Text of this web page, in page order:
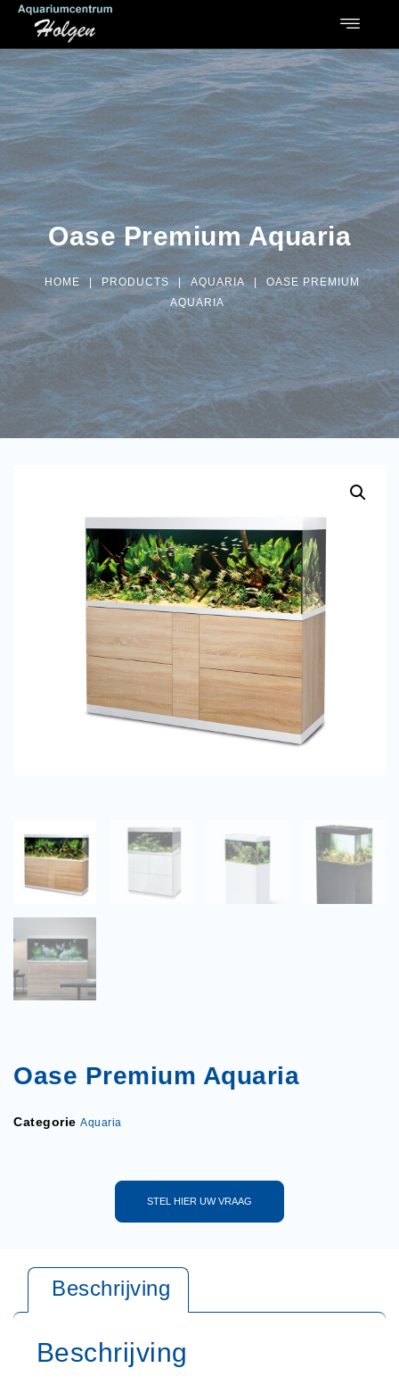
Oase Premium Aquaria
HOME | PRODUCTS | AQUARIA | OASE PREMIUM
AQUARIA
Oase Premium Aquaria
Categorie Aquaria
STEL HIER UW VRAAG